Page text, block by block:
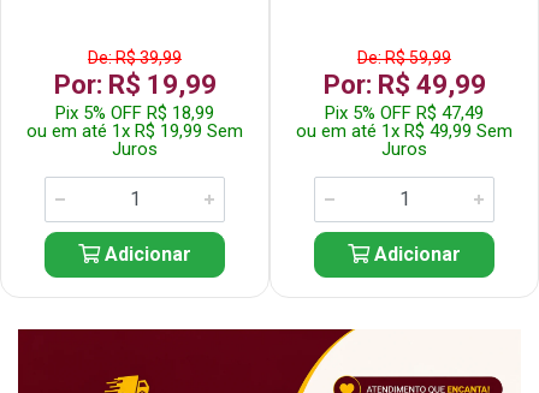
De: R$ 39,99
Por: R$ 19,99
Pix 5% OFF R$ 18,99
ou em até 1x R$ 19,99 Sem
Juros
Adicionar
De: R$ 59,99
Por: R$ 49,99
Pix 5% OFF R$ 47,49
ou em até 1x R$ 49,99 Sem
Juros
Adicionar